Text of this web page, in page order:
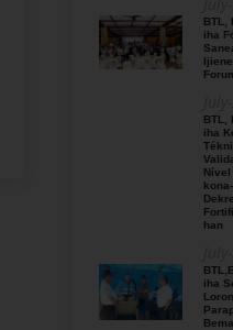
BTL,
iha
BTL,
iha
Nível
han
iha